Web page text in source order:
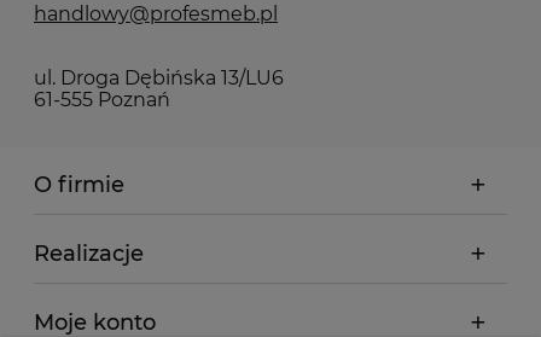
handlowy@profesmeb.pl
ul. Droga Dębińska 13/LU6
61-555 Poznań
O firmie
Realizacje
Moje konto